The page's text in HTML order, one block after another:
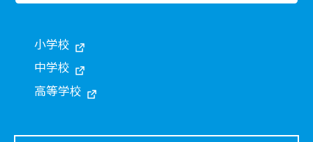
小学校
中学校
高等学校